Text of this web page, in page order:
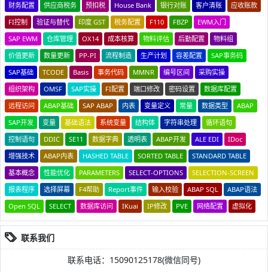
财务配置
供应商税务 预扣税 House Bank 银行对账 客户清账
应收账款
FI控制
验证与替代 印度 GST 税务配置 F110 FBZP
EWM入门
SAP EWM
仓库管理 OX14 成本核算 物料评估 后勤配置
物料组
价值更新
数量更新 PP-PI 流程制造 生产计划 容差配置
SAP事务码
SAP基础
TCODE Basis 事务代码 MMNR 编号区间
采购实操
组织架构
OMSF SAP实操 FI配置 端口修改 密码设置
数据库配置
远程访问
ABAP基础 SAP ABAP 内表 变量定义 常量 数据类型
ABAP
SAP开发
变量 基础语法 系统变量 结构体 字符串处理
循环语句
控制语句
DDIC SE11 数据字典 透明表 ABAP开发 ALE EDI
IDoc
增强技术
ABAP内表 HASHED TABLE SORTED TABLE
STANDARD TABLE
基本概念
性能优化 PARAMETERS SELECT-OPTIONS
SELECTION-SCREEN
报表程序
选择屏幕 F4帮助 Report事件 输入校验 ABAP SQL
ABAP语法
Open SQL
SELECT 数据库访问 IKuai IP修改 PVE 网络配置 虚拟化
联系我们
联系电话：15090125178(微信同号)